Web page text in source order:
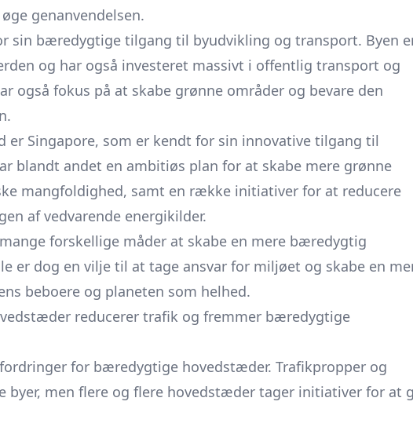
genanvendelsen.
sin bæredygtige tilgang til byudvikling og transport. Byen
og har også investeret massivt i offentlig transport og
også fokus på at skabe grønne områder og bevare den
er Singapore, som er kendt for sin innovative tilgang til
blandt andet en ambitiøs plan for at skabe mere grønne
mangfoldighed, samt en række initiativer for at reducere
af vedvarende energikilder.
forskellige måder at skabe en mere bæredygtig
er dog en vilje til at tage ansvar for miljøet og skabe en
beboere og planeten som helhed.
reducerer trafik og fremmer bæredygtige
for bæredygtige hovedstæder. Trafikpropper og
byer, men flere og flere hovedstæder tager initiativer for at